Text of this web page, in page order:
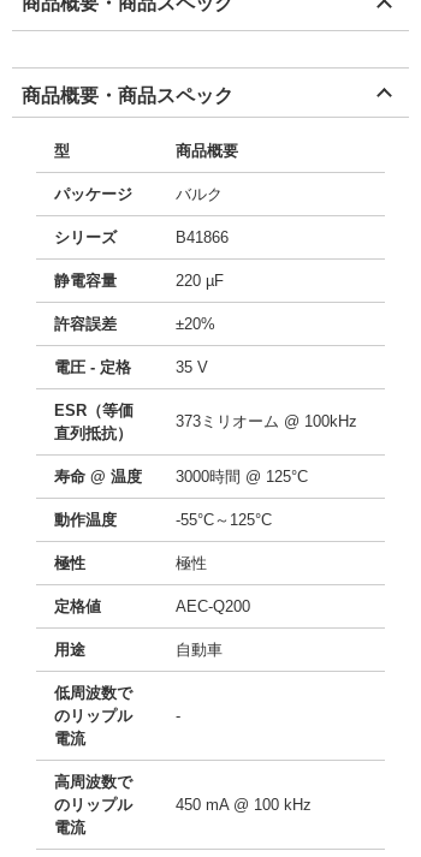
商品概要・商品スペック
型 商品概要
パッケージ バルク
シリーズ B41866
静電容量 220 µF
許容誤差 ±20%
電圧 - 定格 35 V
ESR（等価
直列抵抗）
373ミリオーム @ 100kHz
寿命 @ 温度 3000時間 @ 125°C
動作温度 -55°C～125°C
極性 極性
定格値 AEC-Q200
用途 自動車
低周波数で
のリップル
電流
-
高周波数で
のリップル
電流
450 mA @ 100 kHz